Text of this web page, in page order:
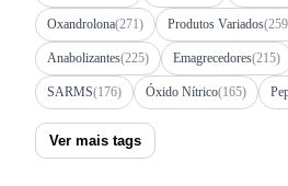
Oxandrolona(271) Produtos Variados
Anabolizantes(225) Emagrecedores(215)
SARMS(176) Óxido Nítrico(165)
Ver mais tags